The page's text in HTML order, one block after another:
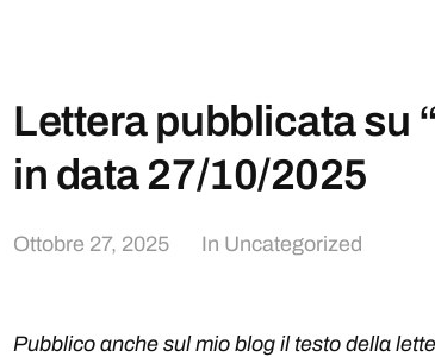
Lettera pubblicata su
in data 27/10/2025
Ottobre 27, 2025 In Uncategorized
Pubblico anche sul mio blog il testo della